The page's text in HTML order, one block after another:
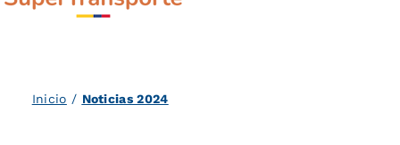
Inicio / Noticias 2024